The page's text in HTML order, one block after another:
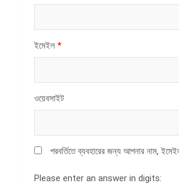
ইমেইল *
ওয়েবসাইট
পরবর্তিতে ব্যবহারের জন্য আপনার নাম,
Please enter an answer in digits: